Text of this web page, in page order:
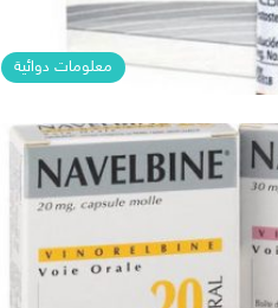
معلومات دوائية